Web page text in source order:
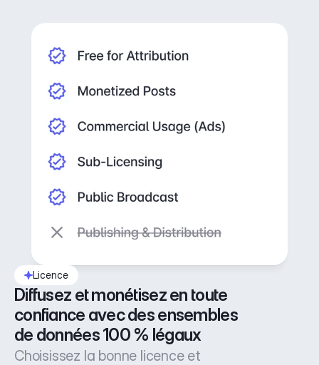
Licence
Diffusez et monétisez en toute
confiance avec des ensembles
de données 100 % légaux
Choisissez la bonne licence et